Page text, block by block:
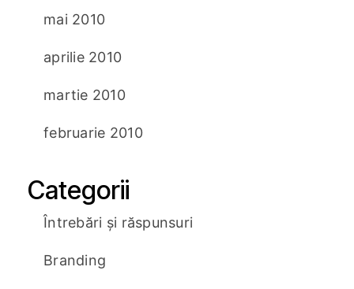
mai 2010
aprilie 2010
martie 2010
februarie 2010
Categorii
Întrebări și răspunsuri
Branding